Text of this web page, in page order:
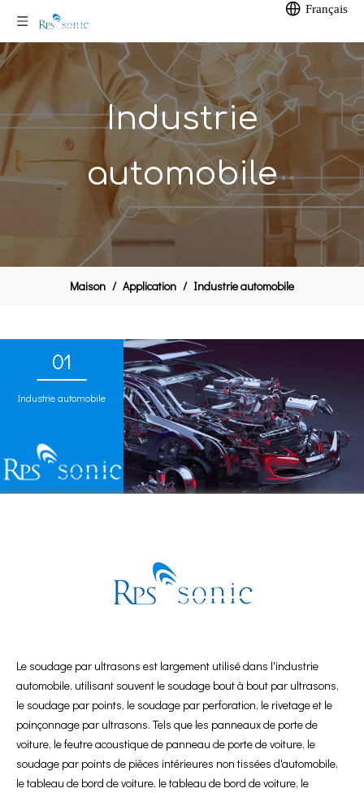
Français
Industrie
automobile
Maison / Application / Industrie automobile
01
Industrie automobile
Le soudage par ultrasons est largement utilisé dans l'industrie
automobile, utilisant souvent le soudage bout à bout par ultrasons,
le soudage par points, le soudage par perforation, le rivetage et le
poinçonnage par ultrasons. Tels que les panneaux de porte de
voiture, le feutre acoustique de panneau de porte de voiture, le
soudage par points de pièces intérieures non tissées d'automobile,
le tableau de bord de voiture, le tableau de bord de voiture, le